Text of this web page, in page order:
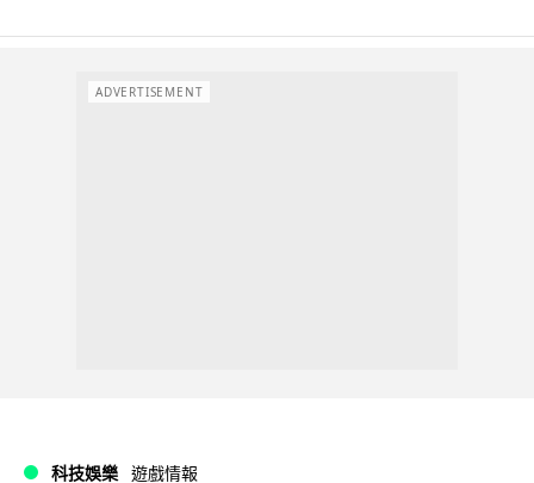
ADVERTISEMENT
科技娛樂 遊戲情報